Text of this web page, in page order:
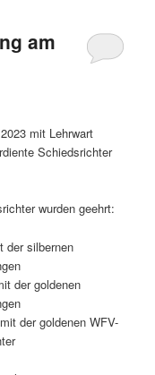
am
mit Lehrwart
Schiedsrichter
wurden geehrt:
der silbernen
der goldenen
der goldenen WFV-